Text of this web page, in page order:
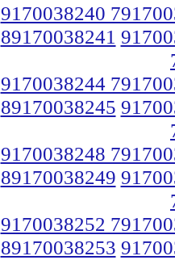
9170038240
89170038241
9170038244
89170038245
9170038248
89170038249
9170038252
89170038253